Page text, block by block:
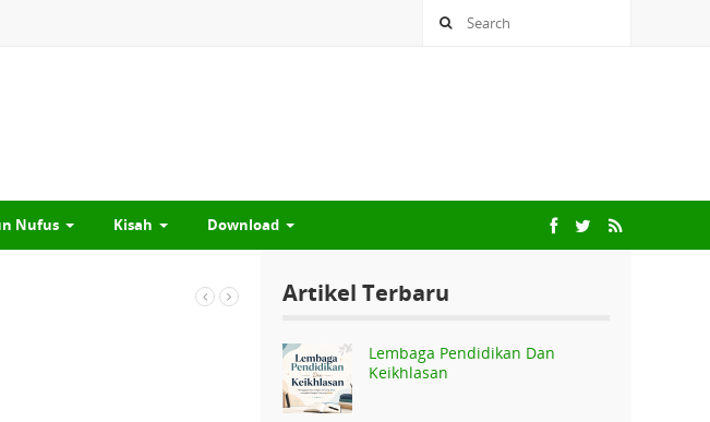
Nufus Kisah Download
Artikel Terbaru
Lembaga Pendidikan Dan
Keikhlasan